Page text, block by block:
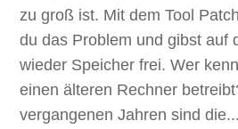
zu groß ist. Mit dem Tool
du das Problem und gibst auf
wieder Speicher frei. Wer
einen älteren Rechner
vergangenen Jahren sind die...